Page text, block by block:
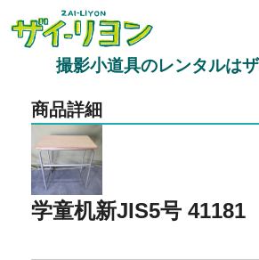
撮影小道具のレンタルは
商品詳細
学童机新JIS5号 41181